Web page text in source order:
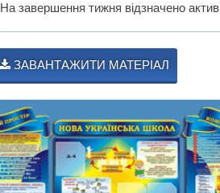
На завершення тижня відзначено
ЗАВАНТАЖИТИ МАТЕРІАЛ